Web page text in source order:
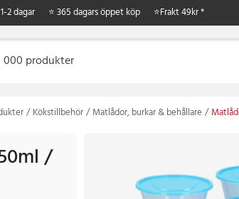
2 dagar ⭐ 365 dagars öppet köp ⭐Frakt 49kr *
Kökstillbehör Matlådor, burkar & behållare
/